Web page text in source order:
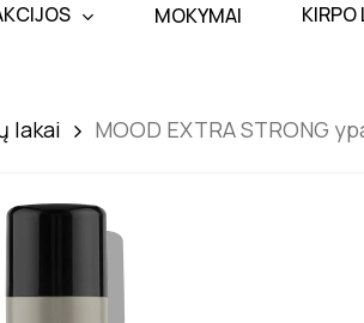
MOKYMAI KIRPO
lakai MOOD EXTRA STRONG